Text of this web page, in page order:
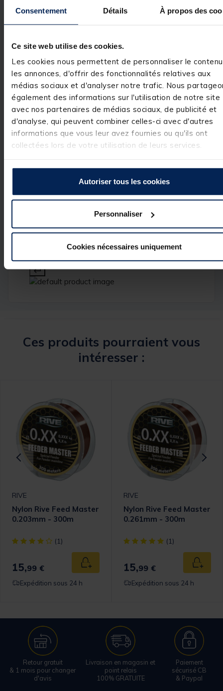
Consentement Détails À propos des
Ce site web utilise des cookies.
Les cookies nous permettent de personnaliser le
les annonces, d'offrir des fonctionnalités relatives aux
médias sociaux et d'analyser notre trafic. Nous
également des informations sur l'utilisation de notre site
avec nos partenaires de médias sociaux, de publicité et
d'analyse, qui peuvent combiner celles-ci avec d'autres
informations que vous leur avez fournies ou qu'ils ont
collectées lors de votre utilisation de leurs services.
Autoriser tous les cookies
Personnaliser
Cookies nécessaires uniquement
5
/5
Basé sur1 avis soumis à un
contrôle
Voir tous les avis sur ce site
5étoiles
1
4étoiles
0
3étoiles
0
2étoiles
0
Avis du18/10/2023 , suite
expérience du 18/09/2023
Utile (0)
1
Ces produits pourraient vous
intéresser :
panier
RIVE
Nylon Rive Feed Master
0.203mm - 300m
[object Object] out of 5 Customer Rating
(1)
15,99 € Ajouter au panier
Expédition sous 24 h
RIVE
Nylon Rive Feed Master
0.261mm - 300m
[object Object] out of 5
(1)
15,99 €
Expédition sous 24 h
Retour gratuit
& 1 mois pour changer
d'avis
Livraison en magasin et
point relais
100% GRATUITE
Paiement
sécurisé CB
& Paypal